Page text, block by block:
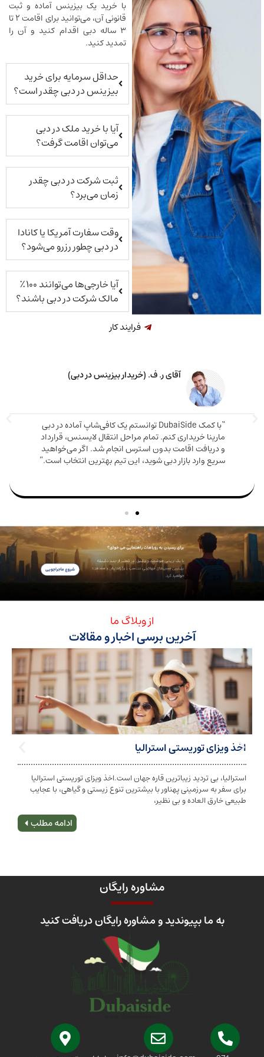
با خرید یک بیزینس آماده و ثبت
قانونی آن، می‌توانید برای اقامت ۲ تا
۳ ساله دبی اقدام کنید و آن را
تمدید کنید.
حداقل سرمایه برای خرید
بیزینس در دبی چقدر است؟
آیا با خرید ملک در دبی
می‌توان اقامت گرفت؟
ثبت شرکت در دبی چقدر
زمان می‌برد؟
وقت سفارت آمریکا یا کانادا
در دبی چطور رزرو می‌شود؟
آیا خارجی‌ها می‌توانند ۱۰۰٪
مالک شرکت در دبی باشند؟
خانم م. ق. (خریدار ملک در دبی)
دقیق و صادقانه‌ای دریافت کردم. ملکی که
هم ارزش بالایی داشت هم باعث شد اقامت
بگیرم. تیم DubaiSide از شروع خرید تا گرفتن ویزا کنار
آخرین برسی اخبار و مقالات
توریستی استرالیا
تردید زیباترین قاره جهان است.اخذ ویزای توریستی استرالیا
سرزمینی پهناور با بیشترین تنوع زیستی و گیاهی، با عجایب
العاده و بی نظیر،
تابعیت و اخذ
شخص به دولت
مشاوره رایگان
بپیوندید و مشاوره رایگان دریافت کنید